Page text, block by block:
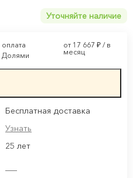
Уточняйте наличие
оплата
Долями
от 17 667 ₽/ в
месяц
Бесплатная доставка
Узнать
25 лет